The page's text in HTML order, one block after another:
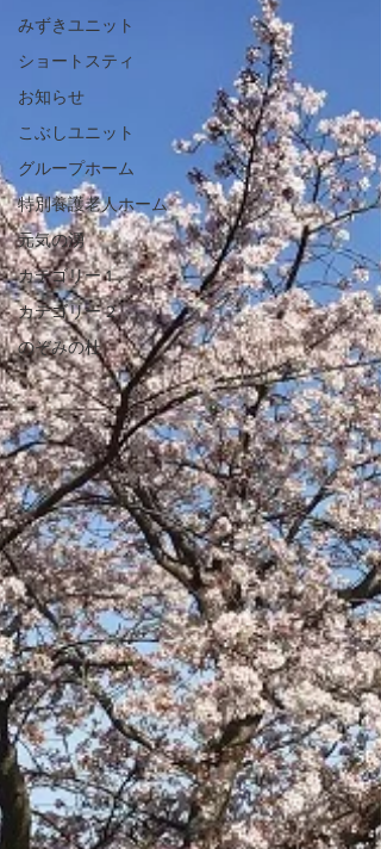
みずきユニット
ショートスティ
お知らせ
こぶしユニット
グループホーム
特別養護老人ホーム
元気の湧
カテゴリー 1
カテゴリー 2
のぞみの杜